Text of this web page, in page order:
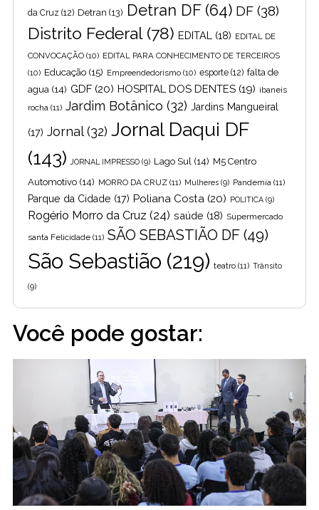
da Cruz (12) Detran (13) Detran DF(64) DF (38)
Distrito Federal(78) EDITAL (18) EDITAL DE
CONVOCAÇÃO (10) EDITAL PARA CONHECIMENTO DE TERCEIROS
(10) Educação (15) Empreendedorismo (10) esporte (12) falta de
agua (14) GDF (20) HOSPITAL DOS DENTES (19) ibaneis
rocha (11) Jardim Botânico (32) Jardins Mangueiral
(17) Jornal(32) Jornal Daqui DF
(143) JORNAL IMPRESSO (9) Lago Sul (14) M5 Centro
Automotivo (14) MORRO DA CRUZ (11) Mulheres (9) Pandemia (11)
Parque da Cidade (17) Poliana Costa (20) POLITICA (9)
Rogério Morro da Cruz (24) saúde (18) Supermercado
santa Felicidade (11) SÃO SEBASTIÃO DF (49)
São Sebastião (219) teatro (11) Trânsito
(9)
Você pode gostar: